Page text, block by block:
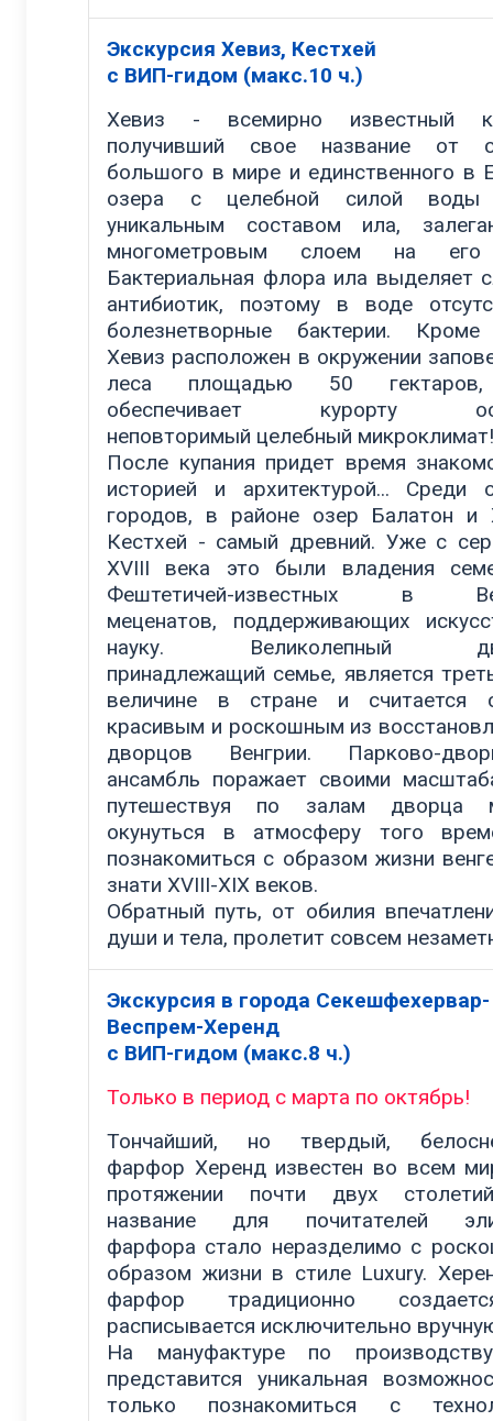
Экскурсия Хевиз, Кестхей
с ВИП-гидом (макс.10 ч.)
Хевиз - всемирно известный
получивший свое название от
большого в мире и единственного в
озера с целебной силой
уникальным составом ила,
многометровым слоем на
Бактериальная флора ила выделяет
антибиотик, поэтому в воде
болезнетворные бактерии. Кроме
Хевиз расположен в окружении
леса площадью 50
обеспечивает курорту
неповторимый целебный микроклимат!
После купания придет время
историей и архитектурой... Среди
городов, в районе озер Балатон и
Кестхей - самый древний. Уже с
XVIII века это были владения
Фештетичей-известных в
меценатов, поддерживающих
науку. Великолепный
принадлежащий семье, является
величине в стране и считается
красивым и роскошным из
дворцов Венгрии. Парково-
ансамбль поражает своими
путешествуя по залам дворца
окунуться в атмосферу того
познакомиться с образом жизни
знати XVIII-XIX веков.
Обратный путь, от обилия
души и тела, пролетит совсем
Экскурсия в города Секешфехервар-
Веспрем-Херенд
с ВИП-гидом (макс.8 ч.)
Только в период с марта по октябрь!
Тончайший, но твердый,
фарфор Херенд известен во всем
протяжении почти двух
название для почитателей
фарфора стало неразделимо с
образом жизни в стиле Luxury.
фарфор традиционно
расписывается исключительно
На мануфактуре по
представится уникальная
только познакомиться с